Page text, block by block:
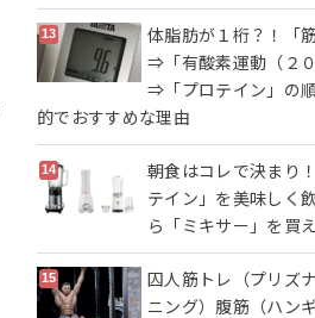
体脂肪が１桁？！「筋
⇒「有酸素運動（２０
⇒「プロテイン」の
的でおすすめな理由
朝食はコレで決まり
テイン」を美味しく
ら「ミキサー」を買え
囚人筋トレ（プリズ
ニング）腹筋（ハン